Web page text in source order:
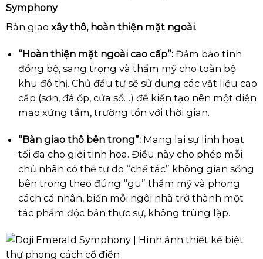
Symphony
Bàn giao xây thô, hoàn thiện mặt ngoài.
“Hoàn thiện mặt ngoài cao cấp”:Đảm bảo tính
đồng bộ, sang trọng và thẩm mỹ cho toàn bộ
khu đô thị. Chủ đầu tư sẽ sử dụng các vật liệu cao
cấp (sơn, đá ốp, cửa sổ…) để kiến tạo nên một diện
mạo xứng tầm, trường tồn với thời gian.
“Bàn giao thô bên trong”:Mang lại sự linh hoạt
tối đa cho giới tinh hoa. Điều này cho phép mỗi
chủ nhân có thể tự do “chế tác” không gian sống
bên trong theo đúng “gu” thẩm mỹ và phong
cách cá nhân, biến mỗi ngôi nhà trở thành một
tác phẩm độc bản thực sự, không trùng lặp.